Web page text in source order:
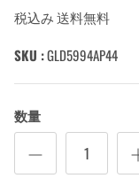
税込み 送料無料
SKU :GLD5994AP44
数量